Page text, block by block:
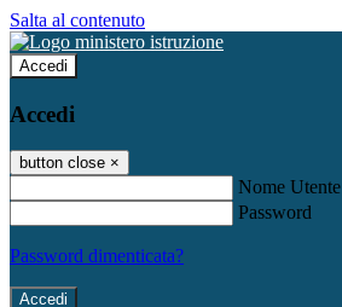
Salta al contenuto
Accedi
Accedi
button close ×
Nome Utente
Password
Password dimenticata?